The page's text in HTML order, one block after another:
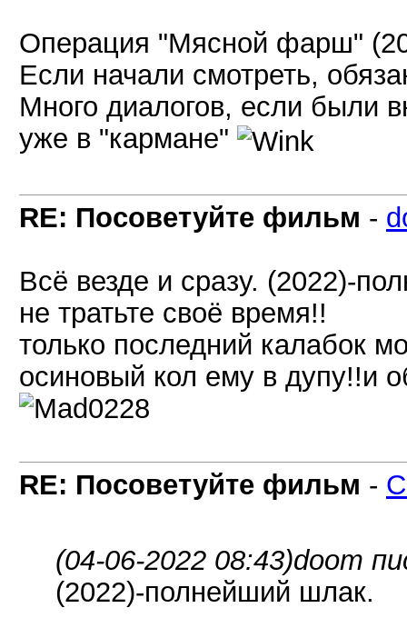
Операция "Мясной фарш"
Если начали смотреть,
Много диалогов, если были
уже в "кармане"
RE: Посоветуйте фильм -
Всё везде и сразу. (2022)-
не тратьте своё время!!
только последний калабок
осиновый кол ему в дупу!!и
RE: Посоветуйте фильм -
(04-06-2022 08:43)doom
(2022)-полнейший шлак.